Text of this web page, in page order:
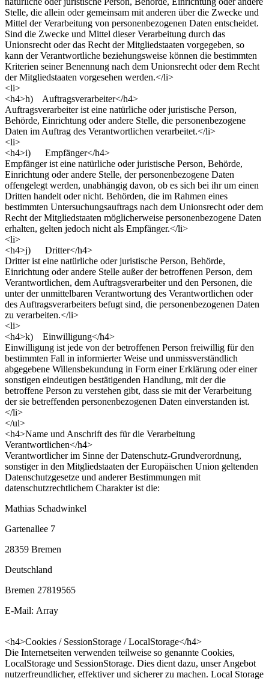
Stelle, die allein oder gemeinsam mit anderen über die Zwecke und
Mittel der Verarbeitung von personenbezogenen Daten entscheidet.
Sind die Zwecke und Mittel dieser Verarbeitung durch das
Unionsrecht oder das Recht der Mitgliedstaaten vorgegeben, so
kann der Verantwortliche beziehungsweise können die bestimmten
Kriterien seiner Benennung nach dem Unionsrecht oder dem Recht
der Mitgliedstaaten vorgesehen werden.</li>
<li>
<h4>h) Auftragsverarbeiter</h4>
Auftragsverarbeiter ist eine natürliche oder juristische Person,
Behörde, Einrichtung oder andere Stelle, die personenbezogene
Daten im Auftrag des Verantwortlichen verarbeitet.</li>
<li>
<h4>i) Empfänger</h4>
Empfänger ist eine natürliche oder juristische Person, Behörde,
Einrichtung oder andere Stelle, der personenbezogene Daten
offengelegt werden, unabhängig davon, ob es sich bei ihr um einen
Dritten handelt oder nicht. Behörden, die im Rahmen eines
bestimmten Untersuchungsauftrags nach dem Unionsrecht oder dem
Recht der Mitgliedstaaten möglicherweise personenbezogene Daten
erhalten, gelten jedoch nicht als Empfänger.</li>
<li>
<h4>j) Dritter</h4>
Dritter ist eine natürliche oder juristische Person, Behörde,
Einrichtung oder andere Stelle außer der betroffenen Person, dem
Verantwortlichen, dem Auftragsverarbeiter und den Personen, die
unter der unmittelbaren Verantwortung des Verantwortlichen oder
des Auftragsverarbeiters befugt sind, die personenbezogenen Daten
zu verarbeiten.</li>
<li>
<h4>k) Einwilligung</h4>
Einwilligung ist jede von der betroffenen Person freiwillig für den
bestimmten Fall in informierter Weise und unmissverständlich
abgegebene Willensbekundung in Form einer Erklärung oder einer
sonstigen eindeutigen bestätigenden Handlung, mit der die
betroffene Person zu verstehen gibt, dass sie mit der Verarbeitung
der sie betreffenden personenbezogenen Daten einverstanden ist.
</li>
</ul>
<h4>Name und Anschrift des für die Verarbeitung
Verantwortlichen</h4>
Verantwortlicher im Sinne der Datenschutz-Grundverordnung,
sonstiger in den Mitgliedstaaten der Europäischen Union geltenden
Datenschutzgesetze und anderer Bestimmungen mit
datenschutzrechtlichem Charakter ist die:
Mathias Schadwinkel
Gartenallee 7
28359 Bremen
Deutschland
Bremen 27819565
E-Mail: Array
<h4>Cookies / SessionStorage / LocalStorage</h4>
Die Internetseiten verwenden teilweise so genannte Cookies,
LocalStorage und SessionStorage. Dies dient dazu, unser Angebot
nutzerfreundlicher, effektiver und sicherer zu machen. Local Storage